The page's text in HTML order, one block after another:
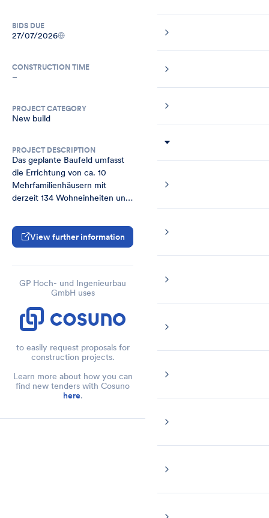
BIDS DUE
27/07/2026
CONSTRUCTION TIME
–
PROJECT CATEGORY
New build
PROJECT DESCRIPTION
Das geplante Baufeld umfasst
die Errichtung von ca. 10
Mehrfamilienhäusern mit
derzeit 134 Wohneinheiten und
den Mehrfamilienhäusern wird
über 10 Treppenhäuser mit
View further information
GP Hoch- und Ingenieurbau
GmbH uses
to easily request proposals for
construction projects.
Learn more about how you can
find new tenders with Cosuno
here.